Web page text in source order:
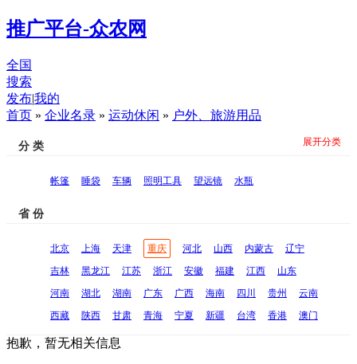
推广平台-众农网
全国
搜索
发布|我的
首页 » 企业名录 » 运动休闲 » 户外、旅游用品
分 类
帐篷 睡袋 车辆 照明工具 望远镜 水瓶
展开分类
省 份
北京 上海 天津 重庆 河北 山西 内蒙古
辽宁
吉林
黑龙江 江苏 浙江 安徽 福建 江西
山东
河南
湖北 湖南 广东 广西 海南 四川 贵州
云南
西藏
陕西 甘肃 青海 宁夏 新疆 台湾 香港 澳门
抱歉，暂无相关信息